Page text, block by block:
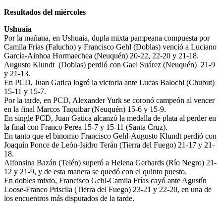
Resultados del miércoles
Ushuaia
Por la mañana, en Ushuaia, dupla mixta pampeana compuesta por
Camila Frías (Falucho) y Francisco Gehl (Doblas) venció a Luciano
García-Ainhoa Hormaechea (Neuquén) 20-22, 22-20 y 21-18.
Augusto Klundt (Doblas) perdió con Gael Suárez (Neuquén) 21-9
y 21-13.
En PCD, Juan Gatica logró la victoria ante Lucas Balochi (Chubut)
15-11 y 15-7.
Por la tarde, en PCD, Alexander Yurk se coronó campeón al vencer
en la final Marcos Taquibar (Neuquén) 15-6 y 15-9.
En single PCD, Juan Gatica alcanzó la medalla de plata al perder en
la final con Franco Perea 15-7 y 15-11 (Santa Cruz).
En tanto que el binomio Francisco Gehl-Augusto Klundt perdió con
Joaquín Ponce de León-Isidro Terán (Tierra del Fuego) 21-17 y 21-
18.
Alfonsina Bazán (Telén) superó a Helena Gerhards (Río Negro) 21-
12 y 21-9, y de esta manera se quedó con el quinto puesto.
En dobles mixto, Francisco Gehl-Camila Frías cayó ante Agustín
Loose-Franco Priscila (Tierra del Fuego) 23-21 y 22-20, en una de
los encuentros más disputados de la tarde.